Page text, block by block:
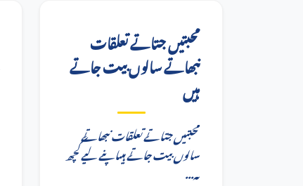
محبتیں جتاتے تعلقات
نبھاتے سالوں بیت جاتے
ہیں
محبتیں جتاتے تعلقات نبھاتے
سالوں بیت جاتے ہیںاپنے لیے کچھ
نہ...